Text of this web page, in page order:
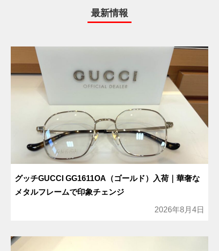
最新情報
グッチGUCCI GG1611OA（ゴールド）入荷｜華奢な
メタルフレームで印象チェンジ
2026年8月4日